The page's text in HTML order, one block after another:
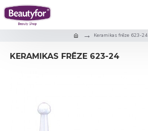
Keramikas frēze 623-24
KERAMIKAS FRĒZE 623-24